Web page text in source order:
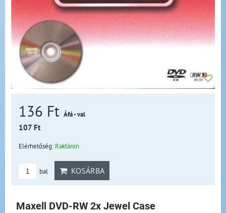
136 Ft Áfá - val
107 Ft
Elérhetőség: Raktáron
bal KOSÁRBA
Maxell DVD-RW 2x Jewel Case